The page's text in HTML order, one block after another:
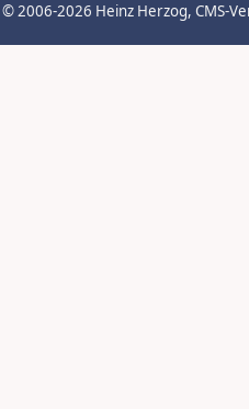
© 2006-2026 Heinz Herzog, CMS-